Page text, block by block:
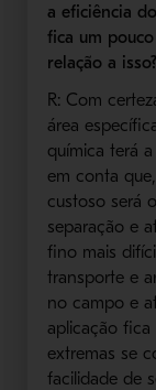
a eficiência
fica um
relação a isso?
R: Com
área
química terá
em conta
custoso será
separação e
fino mais
transporte e
no campo e
aplicação
extremas se
facilidade de